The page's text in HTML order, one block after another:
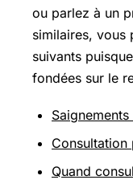
ou parlez à un
similaires, vous
suivants
fondées sur le
Consultation
Quand